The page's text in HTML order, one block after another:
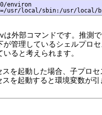
environ
外部コマンドです。推測
管理しているシェルプロ
ると考えられます。
を起動した場合、子プロ
を起動すると環境変数が引